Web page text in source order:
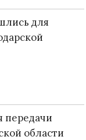
для
передачи
области